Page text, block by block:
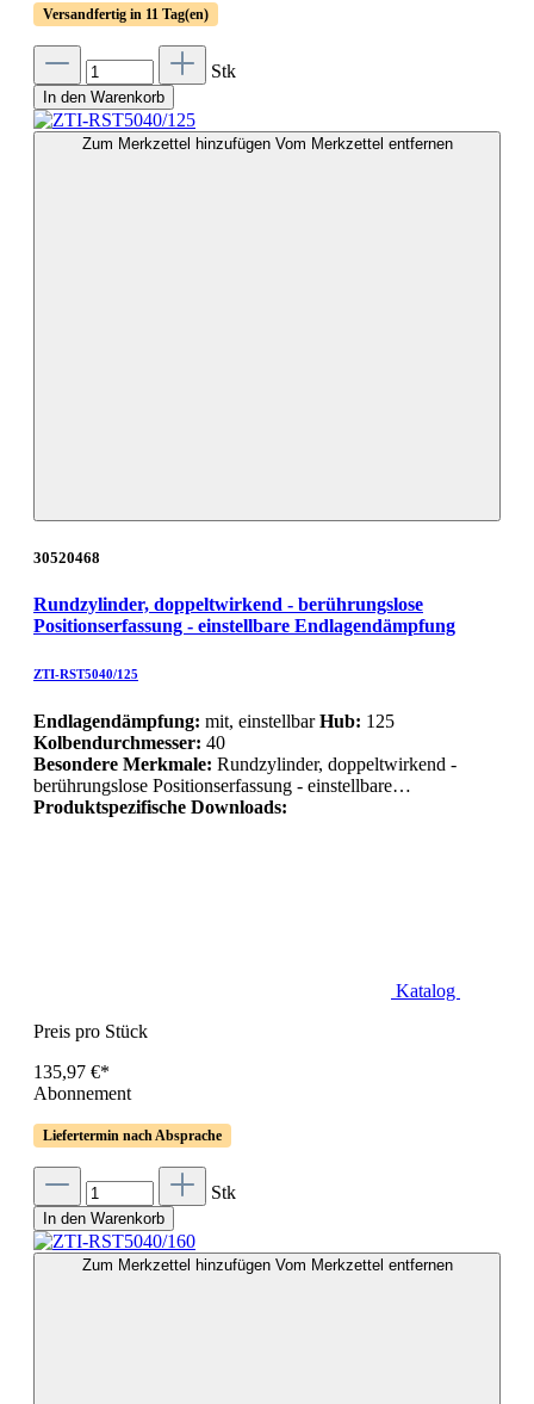
Versandfertig in 11 Tag(en)
Stk
In den Warenkorb
Zum Merkzettel hinzufügen Vom Merkzettel entfernen
30520468
Rundzylinder, doppeltwirkend - berührungslose
Positionserfassung - einstellbare Endlagendämpfung
ZTI-RST5040/125
Endlagendämpfung: mit, einstellbarHub: 125
Kolbendurchmesser: 40
Besondere Merkmale: Rundzylinder, doppeltwirkend -
berührungslose Positionserfassung - einstellbare…
Produktspezifische Downloads:
Katalog
Preis pro Stück
135,97 €*
Abonnement
Liefertermin nach Absprache
Stk
In den Warenkorb
Zum Merkzettel hinzufügen Vom Merkzettel entfernen